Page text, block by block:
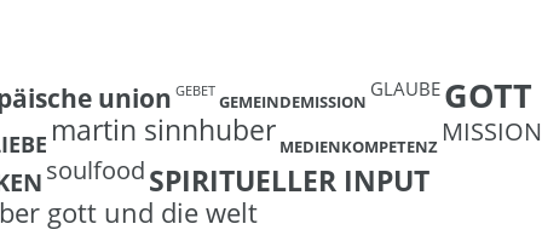
union GEBET GEMEINDEMISSION
GLAUBE GOTT
martin sinnhuber MEDIENKOMPETENZ MISSION
soulfoodSPIRITUELLER INPUT
gott und die welt